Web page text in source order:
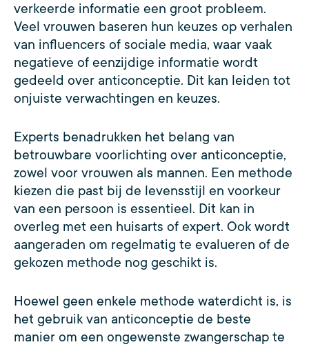
verkeerde informatie een groot probleem.
Veel vrouwen baseren hun keuzes op verhalen
van influencers of sociale media, waar vaak
negatieve of eenzijdige informatie wordt
gedeeld over anticonceptie. Dit kan leiden tot
onjuiste verwachtingen en keuzes.
Experts benadrukken het belang van
betrouwbare voorlichting over anticonceptie,
zowel voor vrouwen als mannen. Een methode
kiezen die past bij de levensstijl en voorkeur
van een persoon is essentieel. Dit kan in
overleg met een huisarts of expert. Ook wordt
aangeraden om regelmatig te evalueren of de
gekozen methode nog geschikt is.
Hoewel geen enkele methode waterdicht is, is
het gebruik van anticonceptie de beste
manier om een ongewenste zwangerschap te